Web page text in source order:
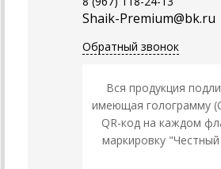
Shaik-Premium@bk.ru
Обратный звонок
Вся продукция
имеющая голограмму
QR-код на каждом
маркировку "Честный